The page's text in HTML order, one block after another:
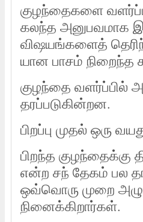
குழந்தைகளை
கலந்த அனுபவமாக
விஷயங்களைத்
யான பாசம் நிறைந்த
குழந்தை வளர்ப்பில்
தரப்படுகின்றன.
பிறப்பு முதல் ஒரு
பிறந்த
என்ற சந் தேகம் பல
ஒவ்வொரு முறை
நினைக்கிறார்கள்.